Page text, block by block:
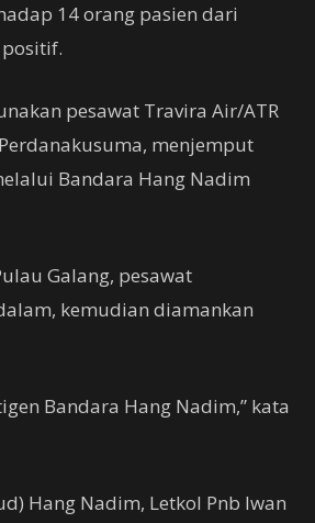
14 orang pasien dari
positif.
pesawat Travira Air/ATR
menjemput
Bandara Hang Nadim
Galang, pesawat
kemudian diamankan
Bandara Hang Nadim,” kata
Hang Nadim, Letkol Pnb Iwan